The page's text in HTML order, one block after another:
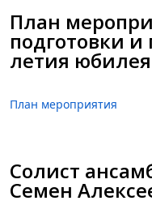
План
подготовки
летия юбилея
План мероприятия
Солист
Семен